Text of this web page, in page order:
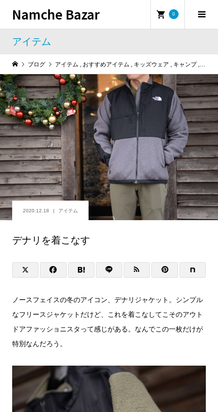
Namche Bazar 0
アイテム
ブログ アイテム , おすすめアイテム , キッズウェア , キャンプ , ザ・
2020.12.18 アイテム
デナリを着こなす
ノースフェイスの冬のアイコン、デナリジャケット。シンプル
なフリースジャケットだけど、これを着こなしてこそのアウト
ドアファッショニスタって感じがある。なんでこの一枚だけが
特別なんだろう。